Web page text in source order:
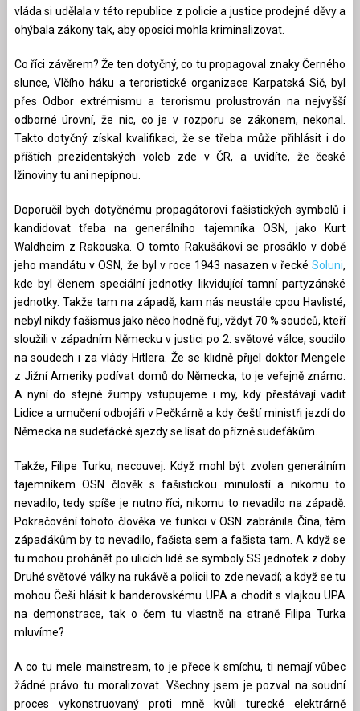
vláda si udělala v této republice z policie a justice prodejné děvy a
ohýbala zákony tak, aby oposici mohla kriminalizovat.
Co říci závěrem? Že ten dotyčný, co tu propagoval znaky Černého
slunce, Vlčího háku a teroristické organizace Karpatská Sič, byl
přes Odbor extrémismu a terorismu prolustrován na nejvyšší
odborné úrovní, že nic, co je v rozporu se zákonem, nekonal.
Takto dotyčný získal kvalifikaci, že se třeba může přihlásit i do
příštích prezidentských voleb zde v ČR, a uvidíte, že české
lžinoviny tu ani nepípnou.
Doporučil bych dotyčnému propagátorovi fašistických symbolů i
kandidovat třeba na generálního tajemníka OSN, jako Kurt
Waldheim z Rakouska. O tomto Rakušákovi se prosáklo v době
jeho mandátu v OSN, že byl v roce 1943 nasazen v řeckéSoluni,
kde byl členem speciální jednotky likvidující tamní partyzánské
jednotky. Takže tam na západě, kam nás neustále cpou Havlisté,
nebyl nikdy fašismus jako něco hodně fuj, vždyť 70 % soudců, kteří
sloužili v západním Německu v justici po 2. světové válce, soudilo
na soudech i za vlády Hitlera. Že se klidně přijel doktor Mengele
z Jižní Ameriky podívat domů do Německa, to je veřejně známo.
A nyní do stejné žumpy vstupujeme i my, kdy přestávají vadit
Lidice a umučení odbojáři v Pečkárně a kdy čeští ministři jezdí do
Německa na sudeťácké sjezdy se lísat do přízně sudeťákům.
Takže, Filipe Turku, necouvej. Když mohl být zvolen generálním
tajemníkem OSN člověk s fašistickou minulostí a nikomu to
nevadilo, tedy spíše je nutno říci, nikomu to nevadilo na západě.
Pokračování tohoto člověka ve funkci v OSN zabránila Čína, těm
zápaďákům by to nevadilo, fašista sem a fašista tam. A když se
tu mohou prohánět po ulicích lidé se symboly SS jednotek z doby
Druhé světové války na rukávě a policii to zde nevadí; a když se tu
mohou Češi hlásit k banderovskému UPA a chodit s vlajkou UPA
na demonstrace, tak o čem tu vlastně na straně Filipa Turka
mluvíme?
A co tu mele mainstream, to je přece k smíchu, ti nemají vůbec
žádné právo tu moralizovat. Všechny jsem je pozval na soudní
proces vykonstruovaný proti mně kvůli turecké elektrárně